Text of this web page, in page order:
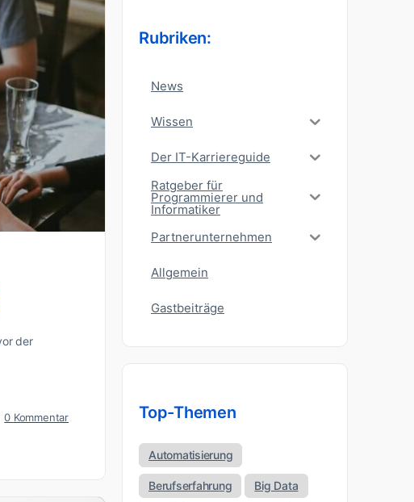
der
0 Kommentar
Rubriken:
News
Wissen
Der IT-Karriereguide
Ratgeber für
Programmierer und
Informatiker
Partnerunternehmen
Allgemein
Gastbeiträge
Top-Themen
Automatisierung
Berufserfahrung Big Data